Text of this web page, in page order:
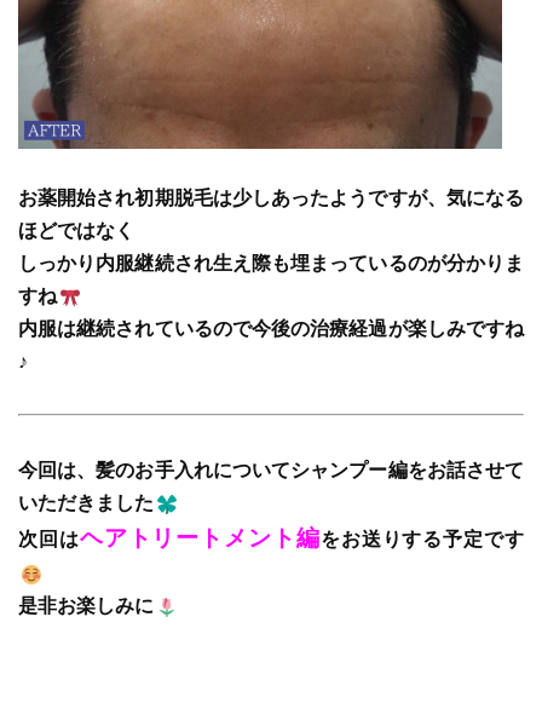
お薬開始され初期脱毛は少しあったようですが、気になる
ほどではなく
しっかり内服継続され生え際も埋まっているのが分かりま
すね
内服は継続されているので今後の治療経過が楽しみですね
♪
今回は、髪のお手入れについてシャンプー編をお話させて
いただきました
次回はヘアトリートメント編をお送りする予定です
是非お楽しみに